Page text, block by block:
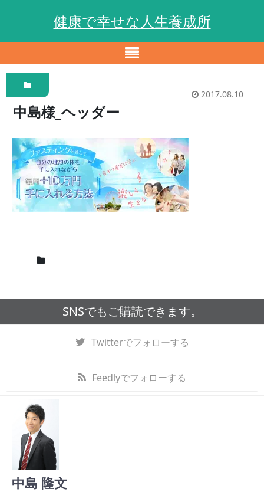
健康で幸せな人生養成所
2017.08.10
中島様_ヘッダー
SNSでもご購読できます。
Twitterでフォローする
Feedlyでフォローする
中島 隆文